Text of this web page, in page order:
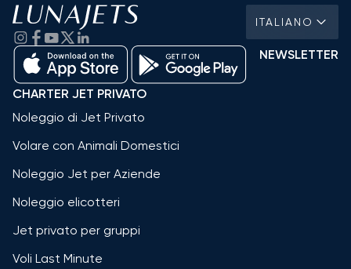
ITALIANO
NEWSLETTER
CHARTER JET PRIVATO
Noleggio di Jet Privato
Volare con Animali Domestici
Noleggio Jet per Aziende
Noleggio elicotteri
Jet privato per gruppi
Voli Last Minute